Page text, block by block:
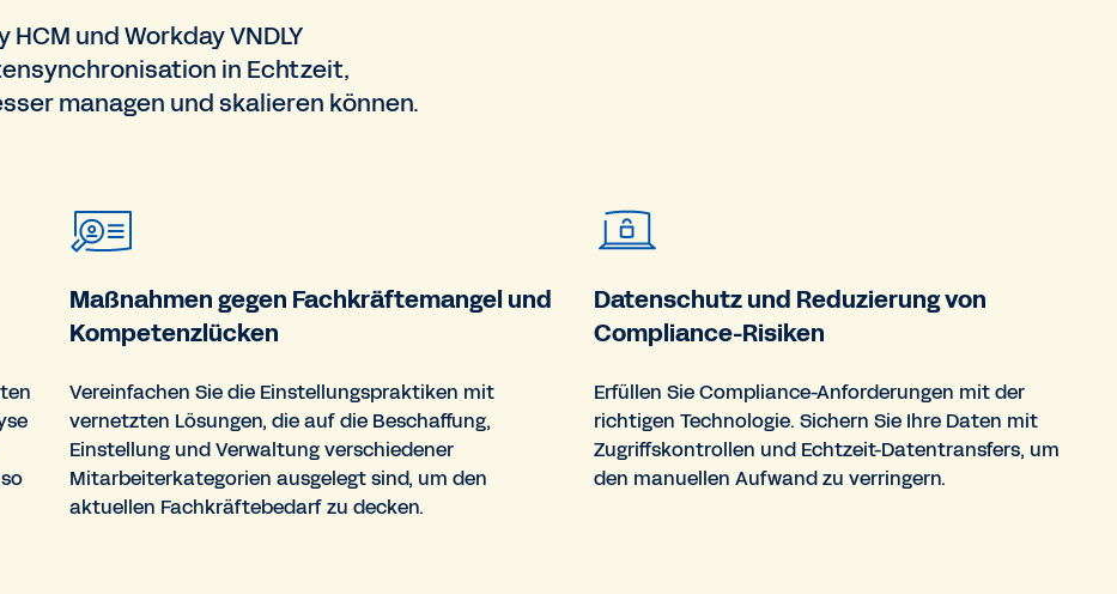
und Workday VNDLY
in Echtzeit,
managen und skalieren können.
Maßnahmen gegen Fachkräftemangel und
Kompetenzlücken
Vereinfachen Sie die Einstellungspraktiken mit
vernetzten Lösungen, die auf die Beschaffung,
Einstellung und Verwaltung verschiedener
Mitarbeiterkategorien ausgelegt sind, um den
aktuellen Fachkräftebedarf zu decken.
Datenschutz und Reduzierung von
Compliance-Risiken
Erfüllen Sie Compliance-Anforderungen mit der
richtigen Technologie. Sichern Sie Ihre Daten mit
Zugriffskontrollen und Echtzeit-Datentransfers, um
den manuellen Aufwand zu verringern.